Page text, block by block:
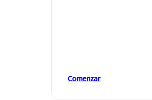
Comenzar